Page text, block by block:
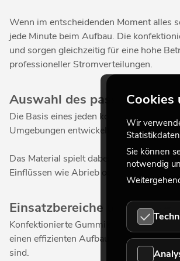
Wenn im entscheidenden Moment alles
jede Minute beim Aufbau. Die
und sorgen gleichzeitig für eine hohe
professioneller Stromverteilungen.
Auswahl des passenden
Die Basis eines jeden konfektionierten
Umgebungen entwickelt wurden. Sie
Das Material spielt dabei eine
Einflüssen wie Abrieb oder UV-
Einsatzbereiche und
Konfektionierte Gummikabel kommen
einen effizienten Aufbau von Licht-,
sind.
Cookies
Wir
Sie können
notwendig